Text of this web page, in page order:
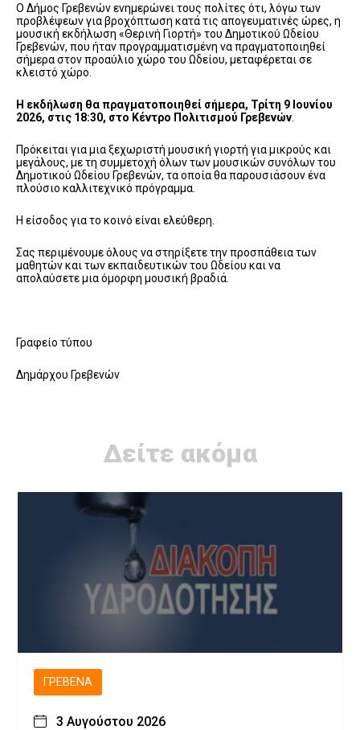
Ο Δήμος Γρεβενών ενημερώνει τους πολίτες ότι, λόγω των
προβλέψεων για βροχόπτωση κατά τις απογευματινές ώρες, η
μουσική εκδήλωση «Θερινή Γιορτή» του Δημοτικού Ωδείου
Γρεβενών, που ήταν προγραμματισμένη να πραγματοποιηθεί
σήμερα στον προαύλιο χώρο του Ωδείου, μεταφέρεται σε
κλειστό χώρο.
Η εκδήλωση θα πραγματοποιηθεί σήμερα, Τρίτη 9 Ιουνίου
2026, στις 18:30, στο Κέντρο Πολιτισμού Γρεβενών
Πρόκειται για μια ξεχωριστή μουσική γιορτή για μικρούς και
μεγάλους, με τη συμμετοχή όλων των μουσικών συνόλων του
Δημοτικού Ωδείου Γρεβενών, τα οποία θα παρουσιάσουν ένα
πλούσιο καλλιτεχνικό πρόγραμμα.
Η είσοδος για το κοινό είναι ελεύθερη.
Σας περιμένουμε όλους να στηρίξετε την προσπάθεια των
μαθητών και των εκπαιδευτικών του Ωδείου και να
απολαύσετε μια όμορφη μουσική βραδιά.
Γραφείο τύπου
Δημάρχου Γρεβενών
Δείτε ακόμα
ΓΡΕΒΕΝΆ
3 Αυγούστου 2026